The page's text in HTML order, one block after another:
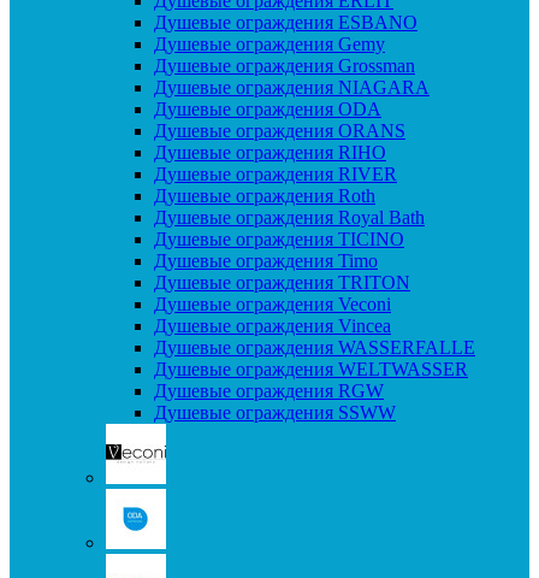
Душевые ограждения ESBANO
Душевые ограждения Gemy
Душевые ограждения Grossman
Душевые ограждения NIAGARA
Душевые ограждения ODA
Душевые ограждения ORANS
Душевые ограждения RIHO
Душевые ограждения RIVER
Душевые ограждения Roth
Душевые ограждения Royal Bath
Душевые ограждения TICINO
Душевые ограждения Timo
Душевые ограждения TRITON
Душевые ограждения Veconi
Душевые ограждения Vincea
Душевые ограждения WASSERFALLE
Душевые ограждения WELTWASSER
Душевые ограждения RGW
Душевые ограждения SSWW